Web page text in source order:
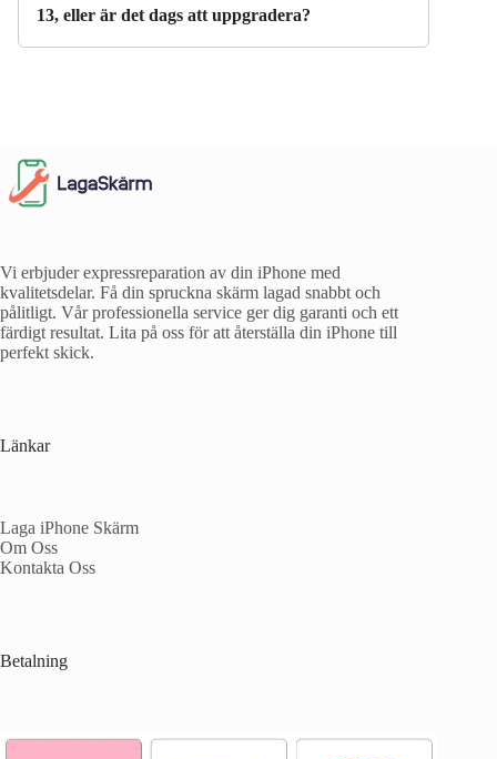
13, eller är det dags att uppgradera?
Vi erbjuder expressreparation av din iPhone med
kvalitetsdelar. Få din spruckna skärm lagad snabbt och
pålitligt. Vår professionella service ger dig garanti och ett
färdigt resultat. Lita på oss för att återställa din iPhone till
perfekt skick.
Länkar
Laga iPhone Skärm
Om Oss
Kontakta Oss
Betalning